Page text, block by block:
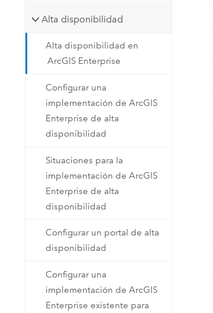
Alta disponibilidad
Alta disponibilidad en
ArcGIS Enterprise
Configurar una
implementación de ArcGIS
Enterprise de alta
disponibilidad
Situaciones para la
implementación de ArcGIS
Enterprise de alta
disponibilidad
Configurar un portal de alta
disponibilidad
Configurar una
implementación de ArcGIS
Enterprise existente para